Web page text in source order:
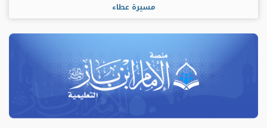
مسيرة عطاء